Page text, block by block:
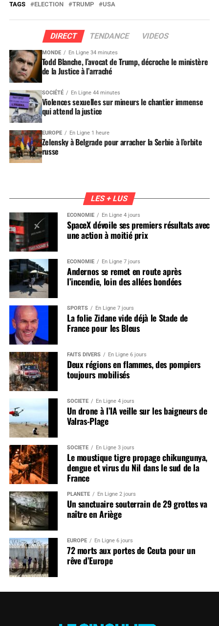
TAGS ELECTION TRUMP USA
DIRECT TENDANCE VIDEOS
MONDE En Ligne 34 minutes
Todd Blanche, l’avocat de Trump, décroche le ministère
de la Justice à l’arraché
SOCIÉTÉ En Ligne 44 minutes
Violences sexuelles sur mineurs le chantier immense
qui attend la justice
EUROPE En Ligne 1 heure
Zelensky à Belgrade pour arracher la Serbie à l’orbite
russe
LES + LUS
ÉCONOMIE En Ligne 4 jours
SpaceX dévoile ses premiers résultats avec
une action à moitié prix
ÉCONOMIE En Ligne 7 jours
Andernos se remet en route après
l’incendie, loin des allées bondées
SPORTS En Ligne 7 jours
La folie Zidane vide déjà le Stade de
France pour les Bleus
FAITS DIVERS En Ligne 6 jours
Deux régions en flammes, des pompiers
toujours mobilisés
SOCIÉTÉ En Ligne 4 jours
Un drone à l’IA veille sur les baigneurs de
Valras-Plage
SOCIÉTÉ En Ligne 3 jours
Le moustique tigre propage chikungunya,
dengue et virus du Nil dans le sud de la
France
PLANÈTE En Ligne 2 jours
Un sanctuaire souterrain de 29 grottes va
naître en Ariège
EUROPE En Ligne 6 jours
72 morts aux portes de Ceuta pour un
rêve d’Europe